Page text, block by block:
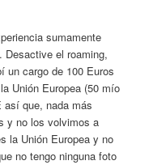
sumamente
Desactive el roaming,
un cargo de 100 Euros
Unión Europea (50 mío
así que, nada más
y no los volvimos a
la Unión Europea y no
no tengo ninguna foto